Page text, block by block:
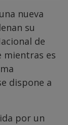
nueva
su
de
mientras es
dispone a
por un